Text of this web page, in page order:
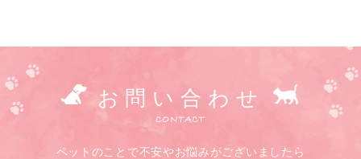
お問い合わせ
CONTACT
ペットのことで不安やお悩みがございましたら